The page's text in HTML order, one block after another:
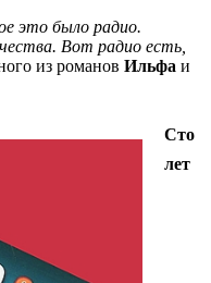
это было радио.
Вот радио есть,
из романов Ильфа и
Сто
лет